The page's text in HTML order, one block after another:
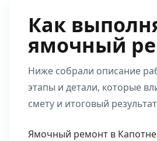
Как
ямочный
Ниже собрали описание
этапы и детали, которые
смету и итоговый
Ямочный ремонт в